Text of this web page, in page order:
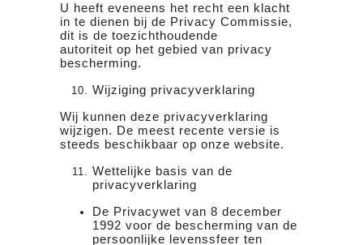
U heeft eveneens het recht een klacht
in te dienen bij de Privacy Commissie,
dit is de toezichthoudende
autoriteit op het gebied van privacy
bescherming.
Wijziging privacyverklaring
Wij kunnen deze privacyverklaring
wijzigen. De meest recente versie is
steeds beschikbaar op onze website.
Wettelijke basis van de
privacyverklaring
De Privacywet van 8 december
1992 voor de bescherming van de
persoonlijke levenssfeer ten